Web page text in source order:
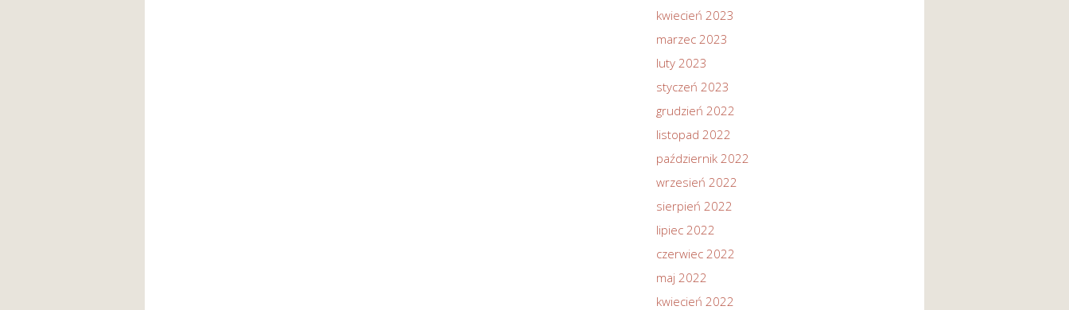
kwiecień 2023
marzec 2023
luty 2023
styczeń 2023
grudzień 2022
listopad 2022
październik 2022
wrzesień 2022
sierpień 2022
lipiec 2022
czerwiec 2022
maj 2022
kwiecień 2022